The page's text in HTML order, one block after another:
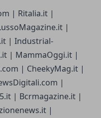
| Ritalia.it |
|
| Industrial-
| MammaOggi.it |
| CheekyMag.it |
|
| Bcrmagazine.it |
|